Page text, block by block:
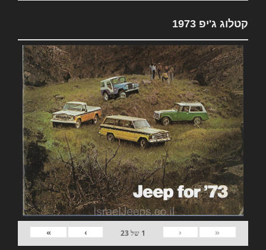
קטלוג ג'יפ 1973
«
‹
1 של23
›
»